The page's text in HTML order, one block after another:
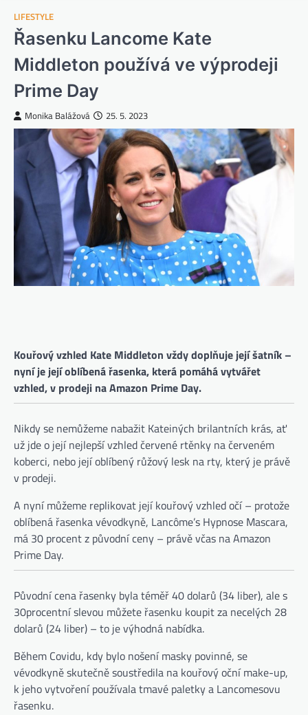
LIFESTYLE
Řasenku Lancome Kate
Middleton používá ve výprodeji
Prime Day
Monika Balážová 25. 5. 2023
Kouřový vzhled Kate Middleton vždy doplňuje její šatník –
nyní je její oblíbená řasenka, která pomáhá vytvářet
vzhled, v prodeji na Amazon Prime Day.
Nikdy se nemůžeme nabažit Kateiných brilantních krás, ať
už jde o její nejlepší vzhled červené rtěnky na červeném
koberci, nebo její oblíbený růžový lesk na rty, který je právě
v prodeji.
A nyní můžeme replikovat její kouřový vzhled očí – protože
oblíbená řasenka vévodkyně, Lancôme’s Hypnose Mascara,
má 30 procent z původní ceny – právě včas na Amazon
Prime Day.
Původní cena řasenky byla téměř 40 dolarů (34 liber), ale s
30procentní slevou můžete řasenku koupit za necelých 28
dolarů (24 liber) – to je výhodná nabídka.
Během Covidu, kdy bylo nošení masky povinné, se
vévodkyně skutečně soustředila na kouřový oční make-up,
k jeho vytvoření používala tmavé paletky a Lancomesovu
řasenku.